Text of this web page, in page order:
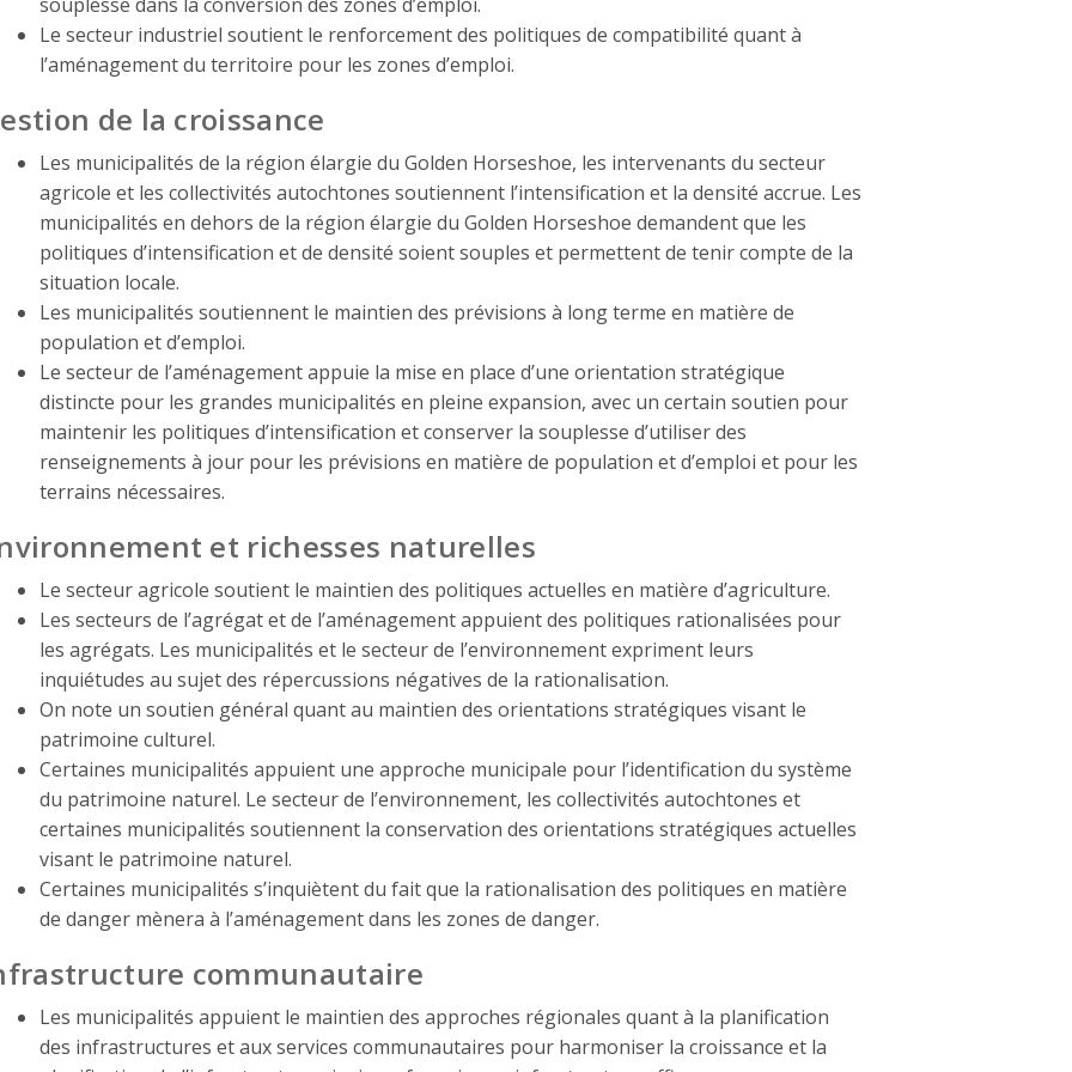
Le secteur industriel soutient le renforcement des politiques de compatibilité quant à
l’aménagement du territoire pour les zones d’emploi.
de la croissance
Les municipalités de la région élargie du Golden Horseshoe, les intervenants du secteur
agricole et les collectivités autochtones soutiennent l’intensification et la densité accrue. Les
municipalités en dehors de la région élargie du Golden Horseshoe demandent que les
politiques d’intensification et de densité soient souples et permettent de tenir compte de la
situation locale.
Les municipalités soutiennent le maintien des prévisions à long terme en matière de
population et d’emploi.
Le secteur de l’aménagement appuie la mise en place d’une orientation stratégique
distincte pour les grandes municipalités en pleine expansion, avec un certain soutien pour
maintenir les politiques d’intensification et conserver la souplesse d’utiliser des
renseignements à jour pour les prévisions en matière de population et d’emploi et pour les
terrains nécessaires.
et richesses naturelles
Le secteur agricole soutient le maintien des politiques actuelles en matière d’agriculture.
Les secteurs de l’agrégat et de l’aménagement appuient des politiques rationalisées pour
les agrégats. Les municipalités et le secteur de l’environnement expriment leurs
inquiétudes au sujet des répercussions négatives de la rationalisation.
On note un soutien général quant au maintien des orientations stratégiques visant le
patrimoine culturel.
Certaines municipalités appuient une approche municipale pour l’identification du système
du patrimoine naturel. Le secteur de l’environnement, les collectivités autochtones et
certaines municipalités soutiennent la conservation des orientations stratégiques actuelles
visant le patrimoine naturel.
Certaines municipalités s’inquiètent du fait que la rationalisation des politiques en matière
de danger mènera à l’aménagement dans les zones de danger.
communautaire
Les municipalités appuient le maintien des approches régionales quant à la planification
des infrastructures et aux services communautaires pour harmoniser la croissance et la